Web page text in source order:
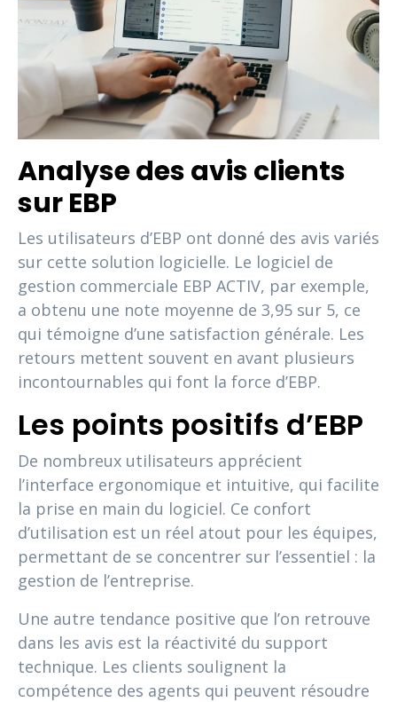
Analyse des avis clients
sur EBP
Les utilisateurs d’EBP ont donné des avis variés
sur cette solution logicielle. Le logiciel de
gestion commerciale EBP ACTIV, par exemple,
a obtenu une note moyenne de 3,95 sur 5, ce
qui témoigne d’une satisfaction générale. Les
retours mettent souvent en avant plusieurs
incontournables qui font la force d’EBP.
Les points positifs d’EBP
De nombreux utilisateurs apprécient
l’interface ergonomique et intuitive, qui facilite
la prise en main du logiciel. Ce confort
d’utilisation est un réel atout pour les équipes,
permettant de se concentrer sur l’essentiel : la
gestion de l’entreprise.
Une autre tendance positive que l’on retrouve
dans les avis est la réactivité du support
technique. Les clients soulignent la
compétence des agents qui peuvent résoudre